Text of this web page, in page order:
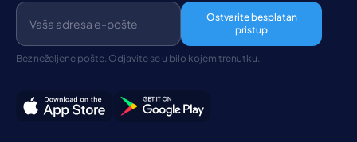
Ostvarite besplatan
pristup
Bez neželjene pošte. Odjavite se u bilo kojem trenutku.